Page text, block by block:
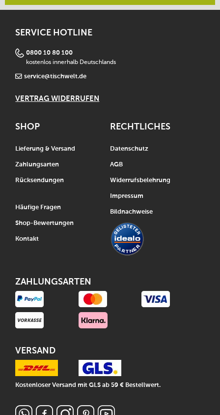
SERVICE HOTLINE
0800 10 80 100
kostenlos innerhalb Deutschlands
service@tischwelt.de
VERTRAG WIDERRUFEN
SHOP
Lieferung & Versand
Zahlungsarten
Rücksendungen
Häufige Fragen
Shop-Bewertungen
Kontakt
RECHTLICHES
Datenschutz
AGB
Widerrufsbelehrung
Impressum
Bildnachweise
ZAHLUNGSARTEN
VERSAND
Kostenloser Versand mit GLS ab 59 € Bestellwert.